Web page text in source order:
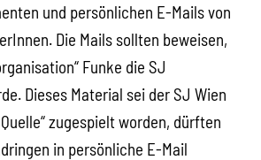
und persönlichen E-Mails von
Die Mails sollten beweisen,
Funke die SJ
Dieses Material sei der SJ Wien
zugespielt worden, dürften
in persönliche E-Mail